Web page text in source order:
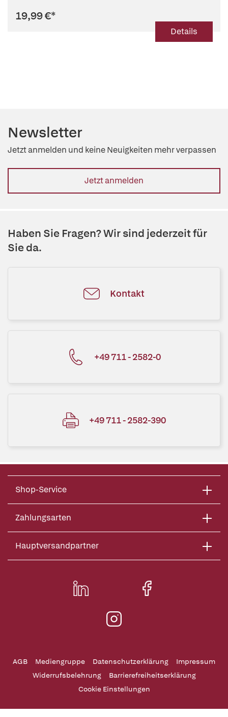
19,99 €*
Details
Newsletter
Jetzt anmelden und keine Neuigkeiten mehr verpassen
Jetzt anmelden
Haben Sie Fragen? Wir sind jederzeit für
Sie da.
Kontakt
+49 711 - 2582-0
+49 711 - 2582-390
Shop-Service
Zahlungsarten
Hauptversandpartner
AGB Mediengruppe Datenschutzerklärung
Impressum
Widerrufsbelehrung
Barrierefreiheitserklärung
Cookie Einstellungen